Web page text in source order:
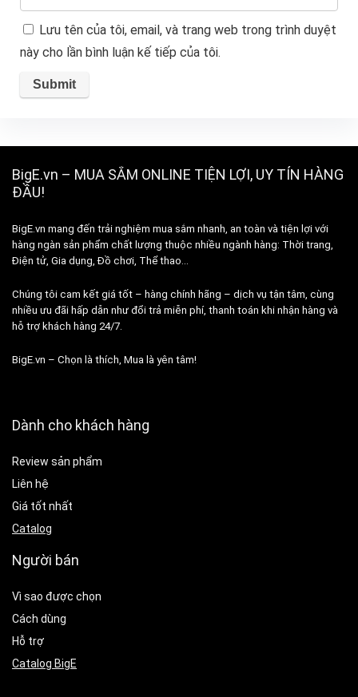
Lưu tên của tôi, email, và trang web trong trình duyệt
này cho lần bình luận kế tiếp của tôi.
BigE.vn – MUA SẮM ONLINE TIỆN LỢI, UY TÍN HÀNG
ĐẦU!
BigE.vn mang đến trải nghiệm mua sắm nhanh, an toàn và tiện lợi với
hàng ngàn sản phẩm chất lượng thuộc nhiều ngành hàng: Thời trang,
Điện tử, Gia dụng, Đồ chơi, Thể thao…
Chúng tôi cam kết giá tốt – hàng chính hãng – dịch vụ tận tâm, cùng
nhiều ưu đãi hấp dẫn như đổi trả miễn phí, thanh toán khi nhận hàng và
hỗ trợ khách hàng 24/7.
BigE.vn – Chọn là thích, Mua là yên tâm!
Dành cho khách hàng
Review sản phẩm
Liên hệ
Giá tốt nhất
Catalog
Người bán
Vì sao được chọn
Cách dùng
Hỗ trợ
Catalog BigE